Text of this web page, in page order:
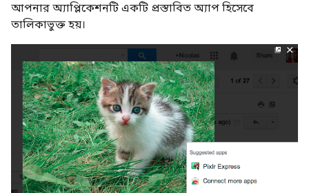
আপনার অ্যাপ্লিকেশনটি একটি প্রস্তাবিত অ্যাপ হিসেবে
তালিকাভুক্ত হয়।